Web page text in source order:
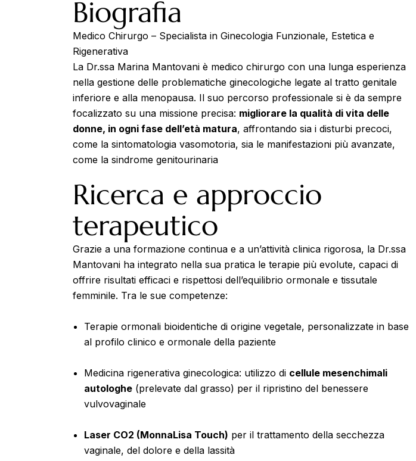
Biografia
Medico Chirurgo – Specialista in Ginecologia Funzionale, Estetica e
Rigenerativa
La Dr.ssa Marina Mantovani è medico chirurgo con una lunga esperienza
nella gestione delle problematiche ginecologiche legate al tratto genitale
inferiore e alla menopausa. Il suo percorso professionale si è da sempre
focalizzato su una missione precisa: migliorare la qualità di vita delle
donne, in ogni fase dell’età matura, affrontando sia i disturbi precoci,
come la sintomatologia vasomotoria, sia le manifestazioni più avanzate,
come la sindrome genitourinaria
Ricerca e approccio
terapeutico
Grazie a una formazione continua e a un’attività clinica rigorosa, la Dr.ssa
Mantovani ha integrato nella sua pratica le terapie più evolute, capaci di
offrire risultati efficaci e rispettosi dell’equilibrio ormonale e tissutale
femminile. Tra le sue competenze:
Terapie ormonali bioidentiche di origine vegetale, personalizzate in base
al profilo clinico e ormonale della paziente
Medicina rigenerativa ginecologica: utilizzo di cellule mesenchimali
autologhe (prelevate dal grasso) per il ripristino del benessere
vulvovaginale
Laser CO2 (MonnaLisa Touch) per il trattamento della secchezza
vaginale, del dolore e della lassità